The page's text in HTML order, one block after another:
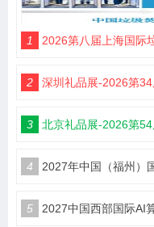
1 2026第八届上海国际
2 深圳礼品展-2026第
3 北京礼品展-2026第54届
4 2027年中国（福州）
5 2027中国西部国际AI